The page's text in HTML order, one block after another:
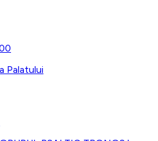
Palatului